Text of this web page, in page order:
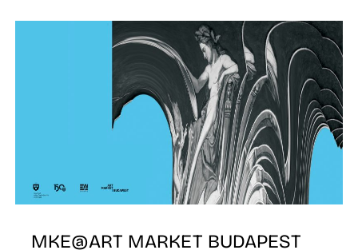
MKE@ART MARKET BUDAPEST